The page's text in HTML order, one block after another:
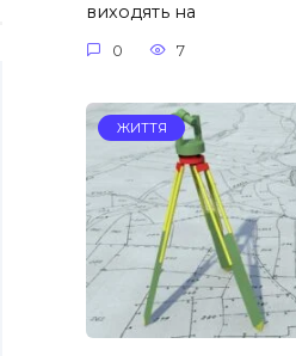
виходять на
0 7
ЖИТТЯ